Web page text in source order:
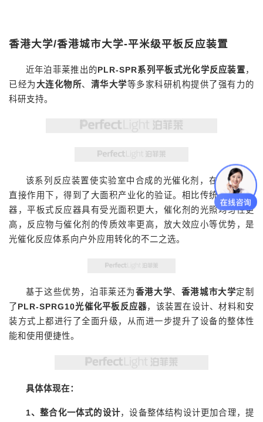
香港大学/香港城市大学-平米级平板反应装置
近年泊菲莱推出的PLR-SPR系列平板式光化学反应装置，
已经为 大连化物所、 清华大学等多家科研机构提供了强有力的
科研支持。
该系列反应装置使实验室中合成的光催化剂，在太阳光的
直接作用下，得到了大面积产业化的验证。相比传统釜式反应
器，平板式反应器具有受光面积更大，催化剂的光照均匀性更
高，反应物与催化剂的传质效率更高，放大效应小等优势，是
光催化反应体系向户外应用转化的不二之选。
基于这些优势，泊菲莱还为香港大学、 香港城市大学定制
了PLR-SPRG10光催化平板反应器，该装置在设计、材料和安
装方式上都进行了全面升级，从而进一步提升了设备的整体性
能和使用便捷性。
具体体现在：
1、整合化一体式的设计，设备整体结构设计更加合理，提